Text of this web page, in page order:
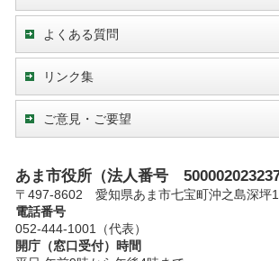
よくある質問
リンク集
ご意見・ご要望
あま市役所（法人番号
〒497-8602 愛知県あま市七宝町沖之島深坪
電話番号
052-444-1001（代表）
開庁（窓口受付）時間